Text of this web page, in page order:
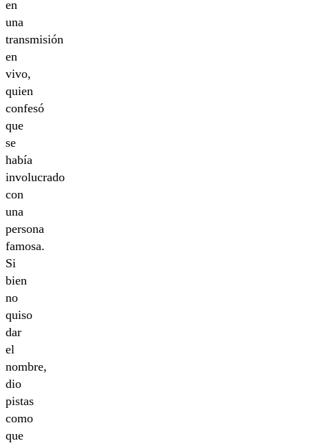
en
una
transmisión
en
vivo,
quien
confesó
que
se
había
involucrado
con
una
persona
famosa.
Si
bien
no
quiso
dar
el
nombre,
dio
pistas
como
que